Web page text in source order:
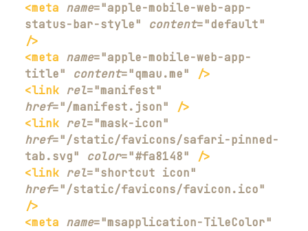
<meta name="apple-mobile-web-app-
status-bar-style" content="default"
/>
<meta name="apple-mobile-web-app-
title" content="qmau.me"
/>
<link rel="manifest"
href="/manifest.json"
/>
<link rel="mask-icon"
href="/static/favicons/safari-pinned-
tab.svg" color="#fa8148"
/>
<link rel="shortcut icon"
href="/static/favicons/favicon.ico"
/>
<meta name="msapplication-TileColor"